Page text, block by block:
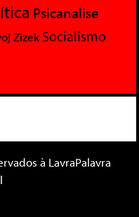
Psicanalise
Zizek Socialismo
à LavraPalavra